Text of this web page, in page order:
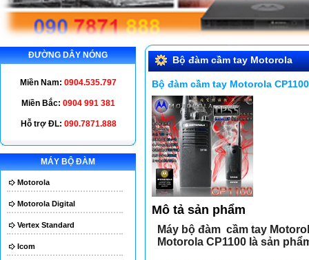
ĐƯỜNG DÂY NÓNG
Miền Nam: 0904.535.797
Miền Bắc: 0904 991 381
Hỗ trợ ĐL: 090.7871.888
MÁY BỘ ĐÀM
Motorola
Motorola Digital
Vertex Standard
Icom
Bộ đàm cầm tay Motorola
Bộ đàm cầm tay Motorola CP1100
Mô tả sản phẩm
Máy bộ đàm cầm tay
Motorola CP1100 là sản